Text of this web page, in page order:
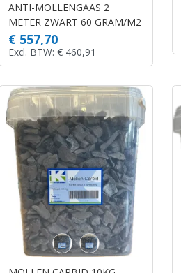
ANTI-MOLLENGAAS 2
METER ZWART 60 GRAM/M2
(ROL IS 200X2MTR)
€ 557,70
Excl. BTW: € 460,91